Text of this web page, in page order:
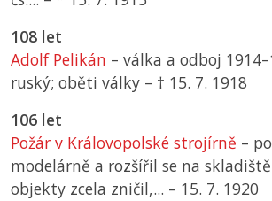
108 let
Adolf Pelikán – válka a odboj
ruský; oběti války – † 15. 7. 1918
106 let
Požár v Královopolské strojírně –
modelárně a rozšířil se na
objekty zcela zničil,... – 15. 7. 1920